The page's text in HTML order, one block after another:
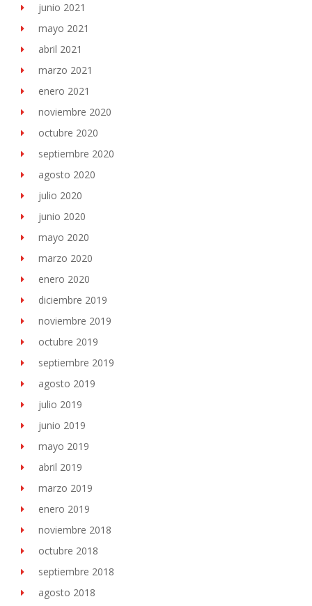
junio 2021
mayo 2021
abril 2021
marzo 2021
enero 2021
noviembre 2020
octubre 2020
septiembre 2020
agosto 2020
julio 2020
junio 2020
mayo 2020
marzo 2020
enero 2020
diciembre 2019
noviembre 2019
octubre 2019
septiembre 2019
agosto 2019
julio 2019
junio 2019
mayo 2019
abril 2019
marzo 2019
enero 2019
noviembre 2018
octubre 2018
septiembre 2018
agosto 2018